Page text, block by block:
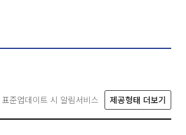
표준업데이트 시 알림서비스 제공형태 더보기